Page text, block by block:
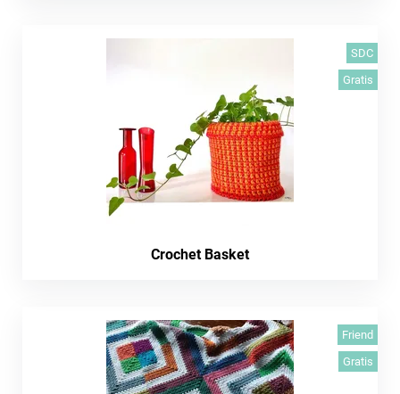
SDC
Gratis
Crochet Basket
Friend
Gratis